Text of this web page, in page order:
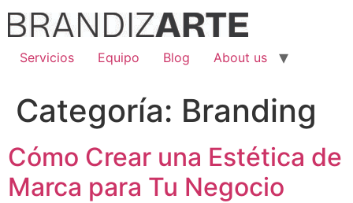
al
Servicios Equipo Blog About us
Categoría: Branding
Cómo Crear una Estética de
Marca para Tu Negocio